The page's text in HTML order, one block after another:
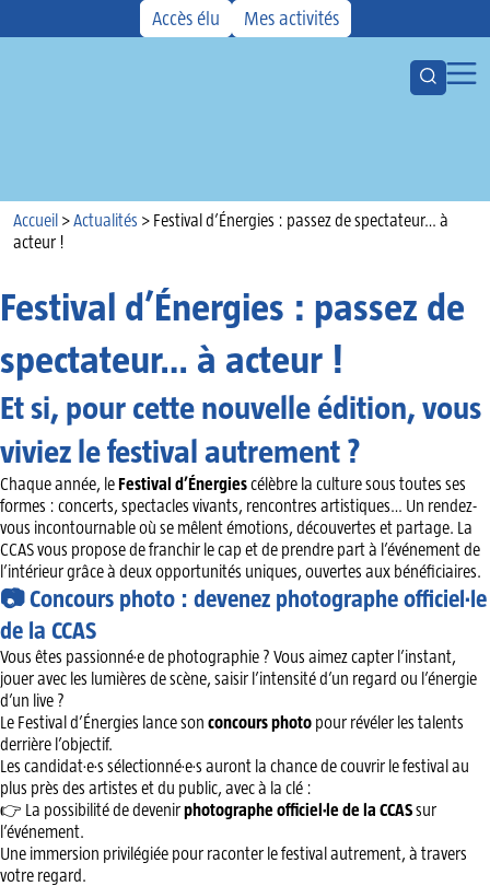
Accès élu Mes activités
Accueil
Ouvrir la
Kiosque
Accueil >Actualités > Festival d’Énergies : passez de spectateur… à
acteur !
Festival d’Énergies : passez de
spectateur… à acteur !
Et si, pour cette nouvelle édition, vous
viviez le festival autrement ?
Chaque année, leFestival d’Énergiescélèbre la culture sous toutes ses
formes : concerts, spectacles vivants, rencontres artistiques… Un rendez-
vous incontournable où se mêlent émotions, découvertes et partage. La
CCAS vous propose de franchir le cap et de prendre part à l’événement de
l’intérieur grâce à deux opportunités uniques, ouvertes aux bénéficiaires.
📷 Concours photo : devenez photographe officiel·le
de la CCAS
Vous êtes passionné·e de photographie ? Vous aimez capter l’instant,
jouer avec les lumières de scène, saisir l’intensité d’un regard ou l’énergie
d’un live ?
Le Festival d’Énergies lance son concours photo pour révéler les talents
derrière l’objectif.
Les candidat·e·s sélectionné·e·s auront la chance de couvrir le festival au
plus près des artistes et du public, avec à la clé :
👉 La possibilité de devenirphotographe officiel·le de la CCASsur
l’événement.
Une immersion privilégiée pour raconter le festival autrement, à travers
votre regard.